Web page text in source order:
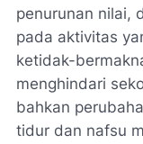
penurunan nilai,
pada aktivitas
ketidak-
menghindari
bahkan
tidur dan nafsu